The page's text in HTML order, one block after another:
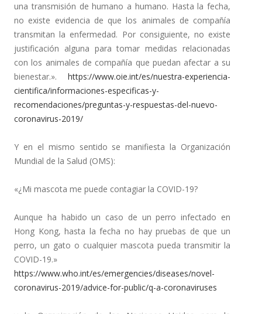
una transmisión de humano a humano. Hasta la fecha,
no existe evidencia de que los animales de compañía
transmitan la enfermedad. Por consiguiente, no existe
justificación alguna para tomar medidas relacionadas
con los animales de compañía que puedan afectar a su
bienestar.». https://www.oie.int/es/nuestra-experiencia-
cientifica/informaciones-especificas-y-
recomendaciones/preguntas-y-respuestas-del-nuevo-
coronavirus-2019/
Y en el mismo sentido se manifiesta la Organización
Mundial de la Salud (OMS):
«¿Mi mascota me puede contagiar la COVID-19?
Aunque ha habido un caso de un perro infectado en
Hong Kong, hasta la fecha no hay pruebas de que un
perro, un gato o cualquier mascota pueda transmitir la
COVID-19.»
https://www.who.int/es/emergencies/diseases/novel-
coronavirus-2019/advice-for-public/q-a-coronaviruses